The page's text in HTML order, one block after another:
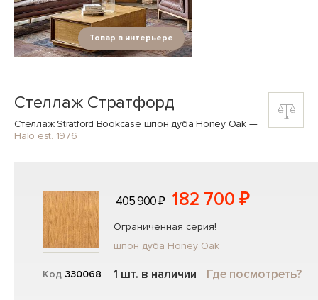
Товар в интерьере
Стеллаж Стратфорд
Стеллаж Stratford Bookcase шпон дуба Honey Oak—
Halo est. 1976
Код 330068
405 900 ₽ 182 700 ₽
Ограниченная серия!
шпон дуба Honey Oak
1 шт. в наличии Где посмотреть?